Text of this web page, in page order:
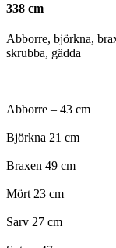
338 cm
Abborre, björkna,
skrubba, gädda
Abborre – 43 cm
Björkna 21 cm
Braxen 49 cm
Mört 23 cm
Sarv 27 cm